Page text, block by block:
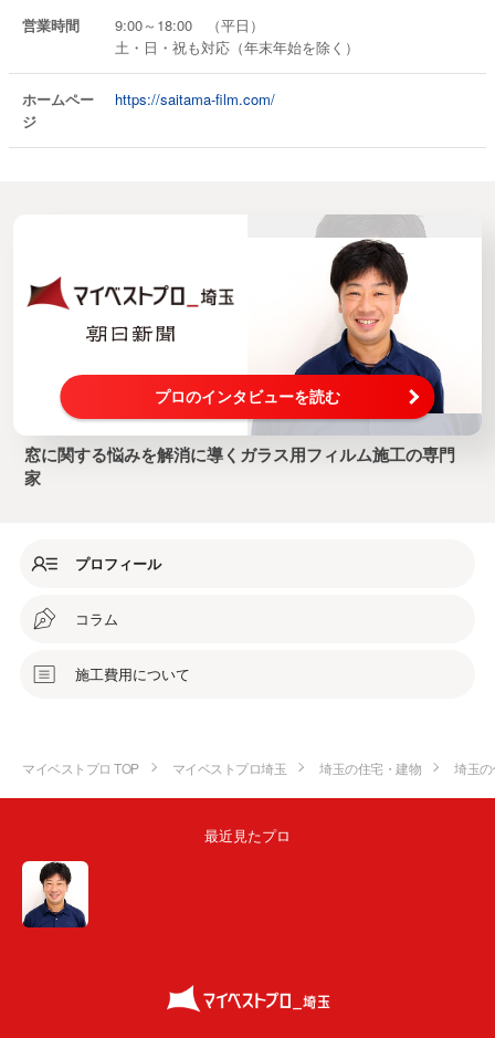
営業時間
9:00～18:00 （平日）
土・日・祝も対応（年末年始を除く）
ホームペー
ジ
https://saitama-film.com/
プロのインタビューを読む
窓に関する悩みを解消に導くガラス用フィルム施工の専門
家
プロフィール
コラム
施工費用について
マイベストプロ TOP マイベストプロ埼玉 埼玉の住宅・建物 埼玉
最近見たプロ